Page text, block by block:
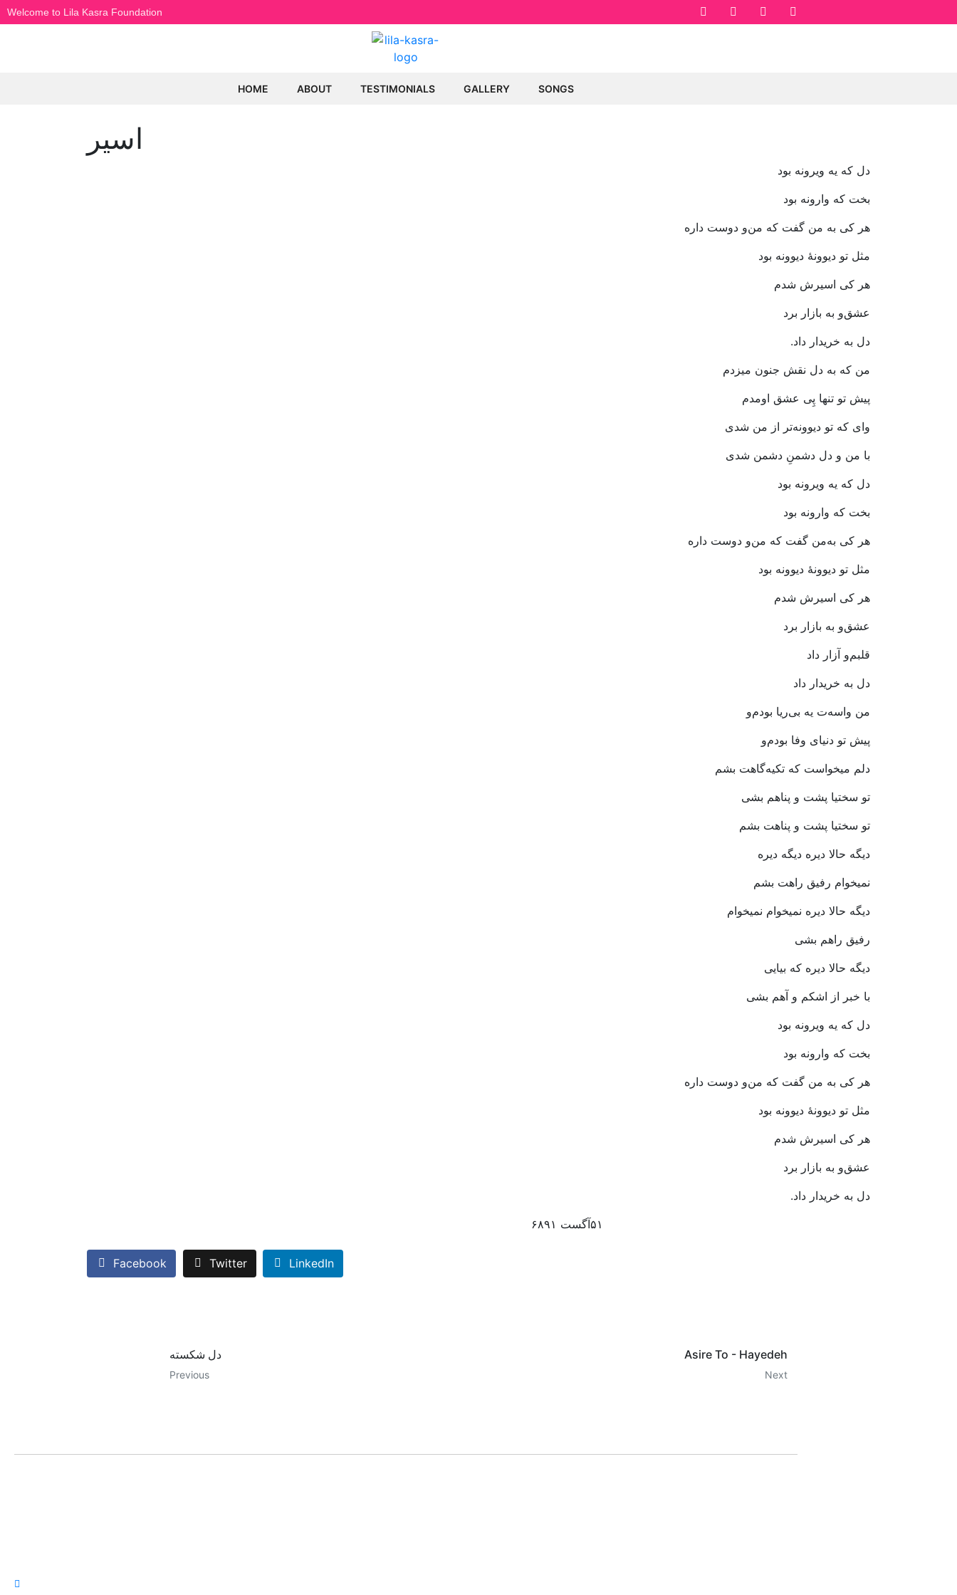
Welcome to Lila Kasra Foundation
HOME ABOUT TESTIMONIALS GALLERY SONGS
اسیر
دل که یه ویرونه بود
بخت که وارونه بود
هر کی به من گفت که منو دوست داره
مثل تو دیوونۀ دیوونه بود
هر کی اسیرش شدم
عشقو به بازار برد
دل به خریدار داد.
من که به دل نقش جنون میزدم
پیش تو تنها پِی عشق اومدم
وای که تو دیوونهتر از من شدی
با من و دل دشمنِ دشمن شدی
دل که یه ویرونه بود
بخت که وارونه بود
هر کی بهمن گفت که منو دوست داره
مثل تو دیوونۀ دیوونه بود
هر کی اسیرش شدم
عشقو به بازار برد
قلبمو آزار داد
دل به خریدار داد
من واسهت یه بیریا بودمو
پیش تو دنیای وفا بودمو
دلم میخواست که تکیهگاهت بشم
تو سختیا پشت و پناهم بشی
تو سختیا پشت و پناهت بشم
دیگه حالا دیره دیگه دیره
نمیخوام رفیق راهت بشم
دیگه حالا دیره نمیخوام نمیخوام
رفیق راهم بشی
دیگه حالا دیره که بیایی
با خبر از اشکم و آهم بشی
دل که یه ویرونه بود
بخت که وارونه بود
هر کی به من گفت که منو دوست داره
مثل تو دیوونۀ دیوونه بود
هر کی اسیرش شدم
عشقو به بازار برد
دل به خریدار داد.
۵۱آگست ۶۸۹۱
Facebook Twitter LinkedIn
دل‌ شکسته
Previous
Asire To - Hayedeh
Next